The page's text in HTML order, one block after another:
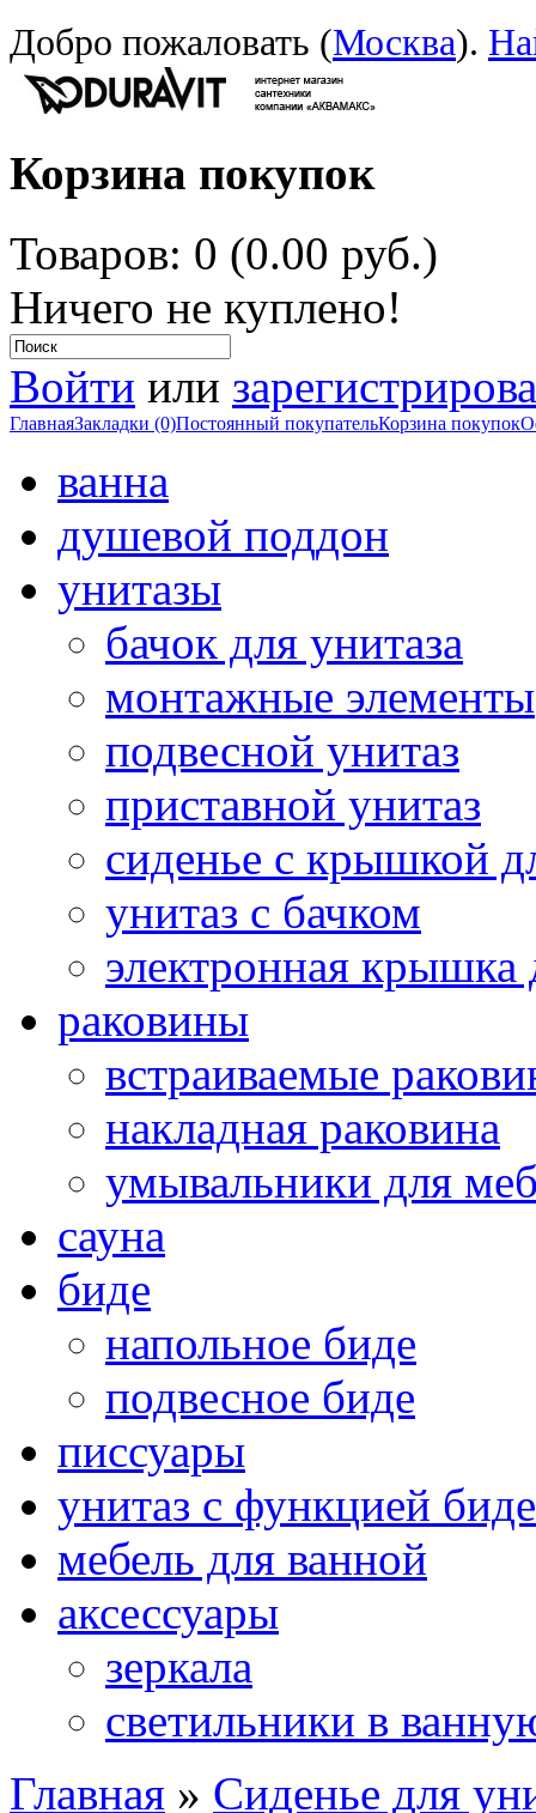
Добро пожаловать (Москва).
Корзина покупок
Товаров: 0 (0.00 руб.)
Ничего не куплено!
Войти или
ГлавнаяЗакладки (0)Постоянный покупательКорзина покупок
ванна
душевой поддон
унитазы
бачок для унитаза
монтажные элементы
подвесной унитаз
приставной унитаз
сиденье с крышкой
унитаз с бачком
электронная крышка
раковины
встраиваемые
накладная раковина
умывальники для
сауна
биде
напольное биде
подвесное биде
писсуары
унитаз с функцией биде
мебель для ванной
аксессуары
зеркала
светильники в
Главная » Сиденье для